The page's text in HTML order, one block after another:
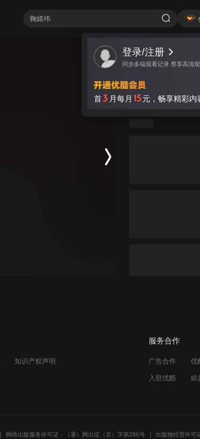
登录/注册
同步多端观看记录 尊享高清
首3 月每月 15元，畅享精彩内
知识产权声明
服务合作
广告合作 优
入驻优酷 娱
网络出版服务许可证：（署）网出证（京）字第266号 出版物经营许可